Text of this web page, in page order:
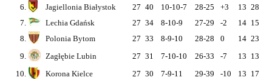
6.
Jagiellonia Białystok 27 40 10-10-7 28-25 +3 13 28
7.
Lechia Gdańsk 27 34 8-10-9 27-29 -2 14 15
8.
Polonia Bytom 27 33 8-9-10 28-28 0 14 23
9.
Zagłębie Lubin 27 31 7-10-10 26-33 -7 13 13
10.
Korona Kielce 27 30 7-9-11 29-39 -10 13 17